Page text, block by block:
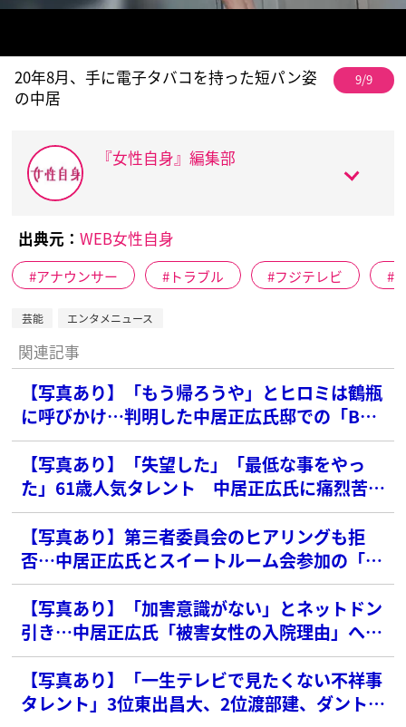
20年8月、手に電子タバコを持った短パン姿
の中居
9/9
『女性自身』編集部
出典元： WEB女性自身
アナウンサー トラブル フジテレビ
芸能 エンタメニュース
関連記事
【写真あり】「もう帰ろうや」とヒロミは鶴瓶
に呼びかけ…判明した中居正広氏邸での「BBQ
会の実態」
【写真あり】「失望した」「最低な事をやっ
た」61歳人気タレント 中居正広氏に痛烈苦
言、“擁護派”批判にも反論
【写真あり】第三者委員会のヒアリングも拒
否…中居正広氏とスイートルーム会参加の「タ
レントU氏」に失望の声
【写真あり】「加害意識がない」とネットドン
引き…中居正広氏「被害女性の入院理由」へ
の“恐怖のコメント”
【写真あり】「一生テレビで見たくない不祥事
タレント」3位東出昌大、2位渡部建、ダントツ